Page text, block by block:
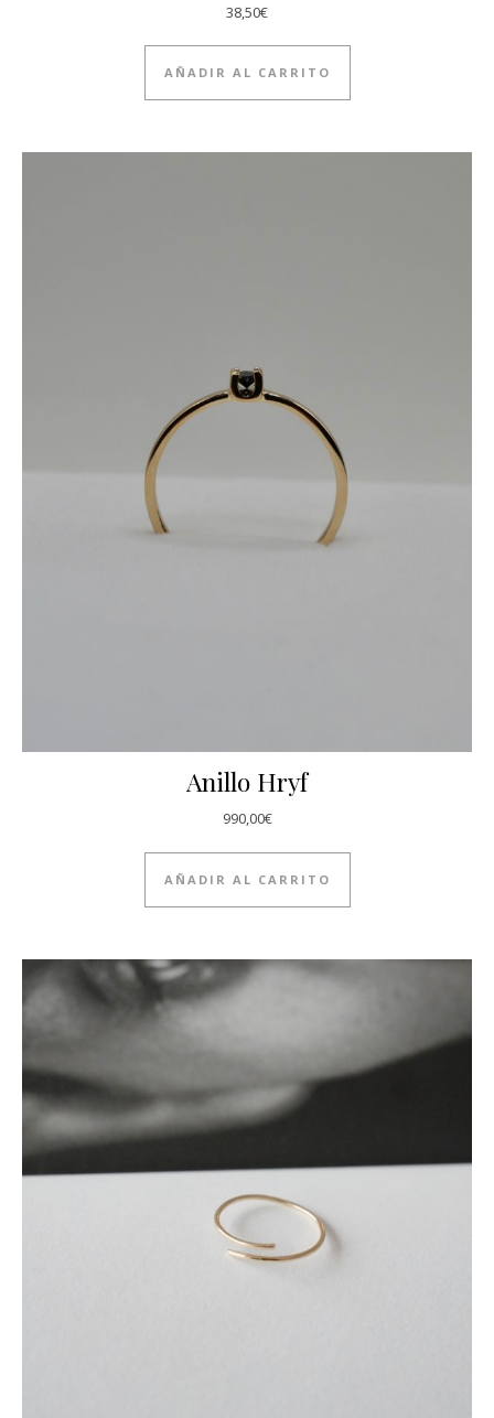
38,50€
AÑADIR AL CARRITO
Anillo Hryf
990,00€
AÑADIR AL CARRITO